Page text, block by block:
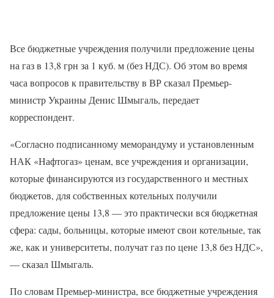
Все бюджетные учреждения получили предложение цены
на газ в 13,8 грн за 1 куб. м (без НДС). Об этом во время
часа вопросов к правительству в ВР сказал Премьер-
министр Украины Денис Шмыгаль, передает
корреспондент.
«Согласно подписанному меморандуму и установленным
НАК «Нафтогаз» ценам, все учреждения и организации,
которые финансируются из государственного и местных
бюджетов, для собственных котельных получили
предложение цены 13,8 — это практически вся бюджетная
сфера: сады, больницы, которые имеют свои котельные, так
же, как и университеты, получат газ по цене 13,8 без НДС»,
— сказал Шмыгаль.
По словам Премьер-министра, все бюджетные учреждения